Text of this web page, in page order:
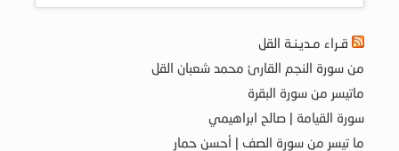
قـراء مـديـنـة القل
من سورة النجم القارئ محمد شعبان القل
ماتيسر من سورة البقرة
سورة القيامة | صالح ابراهيمي
ما تيسر من سورة الصف | أحسن حمار